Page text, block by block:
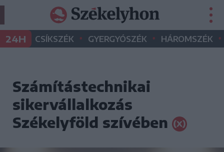
24H CSÍKSZÉK • GYERGYÓSZÉK • HÁROMSZÉK •
Számítástechnikai
sikervállalkozás
Székelyföld szívében